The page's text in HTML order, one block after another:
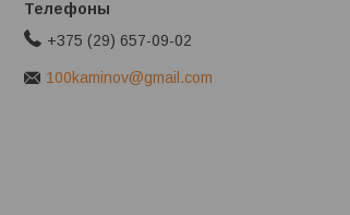
+375 (29) 657-09-02
100kaminov@gmail.com